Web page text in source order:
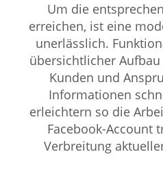
Um die
erreichen, ist eine
unerlässlich.
übersichtlicher
Kunden und
Informationen
erleichtern so die
Facebook-Account
Verbreitung